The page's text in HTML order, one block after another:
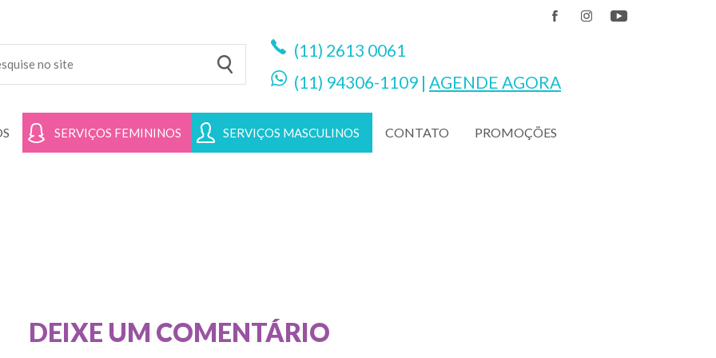
(11) 2613 0061
(11) 94306-1109 | AGENDE AGORA
SERVIÇOS FEMININOS SERVIÇOS MASCULINOS CONTATO PROMOÇÕES
DEIXE UM COMENTÁRIO